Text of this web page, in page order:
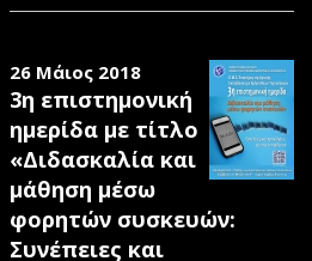
26 Μάιος 2018
3η επιστημονική
ημερίδα με τίτλο
«Διδασκαλία και
μάθηση μέσω
φορητών συσκευών:
Συνέπειες και